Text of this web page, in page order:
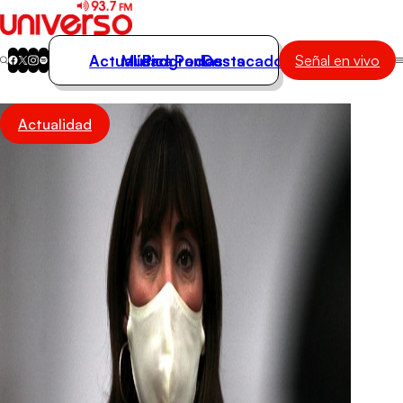
Actualidad
Música
Actualidad
Música
Programas
Podcasts
Destacados Señal en vivo
Actualidad